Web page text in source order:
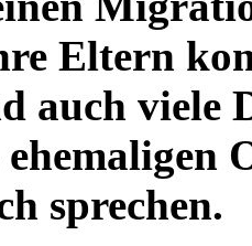
Eltern
auch viele
sprechen.